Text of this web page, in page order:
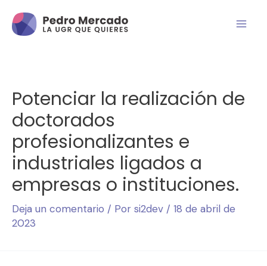
Potenciar la realización de
doctorados
profesionalizantes e
industriales ligados a
empresas o instituciones.
Deja un comentario / Por si2dev / 18 de abril de
2023